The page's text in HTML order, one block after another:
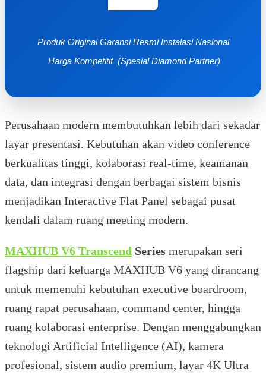
Produk OriginalGaransi ResmiInstalasi Nasional
Harga Kompetitif (Spesial Diamond Partner)
Perusahaan modern membutuhkan lebih dari sekadar
layar presentasi. Kebutuhan akan video conference
berkualitas tinggi, kolaborasi real-time, keamanan
data, dan integrasi dengan berbagai sistem bisnis
menjadikan Interactive Flat Panel sebagai pusat
kendali dalam ruang meeting modern.
MAXHUB V6 Transcend Series merupakan seri
flagship dari keluarga MAXHUB V6 yang dirancang
untuk memenuhi kebutuhan executive boardroom,
ruang rapat perusahaan, command center, hingga
ruang kolaborasi enterprise. Dengan menggabungkan
teknologi Artificial Intelligence (AI), kamera
profesional, sistem audio premium, layar 4K Ultra